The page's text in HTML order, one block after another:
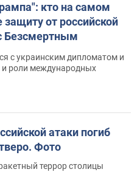
кто на самом
от российской
Безсмертным
с украинским дипломатом и
и роли международных
атаки погиб
Фото
террор столицы